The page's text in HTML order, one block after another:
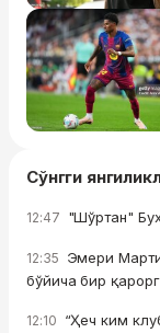
Сўнгги
12:47 "Шўртан"
12:35 Эмери
бўйича бир
12:10 “Ҳеч ким